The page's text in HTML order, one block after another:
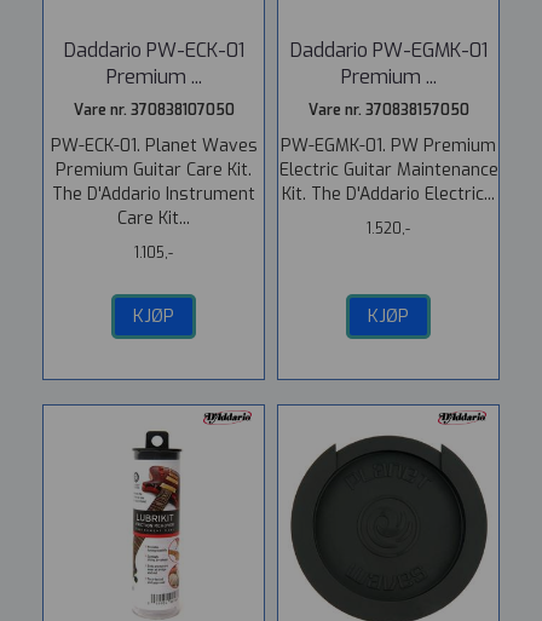
Daddario PW-ECK-01
Premium ...
Vare nr. 370838107050
PW-ECK-01. Planet Waves
Premium Guitar Care Kit.
The D'Addario Instrument
Care Kit...
1.105,-
KJØP
Daddario PW-EGMK-01
Premium ...
Vare nr. 370838157050
PW-EGMK-01. PW Premium
Electric Guitar Maintenance
Kit. The D'Addario Electric...
1.520,-
KJØP